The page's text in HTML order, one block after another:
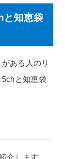
と知恵袋
ある人のリ
と知恵袋